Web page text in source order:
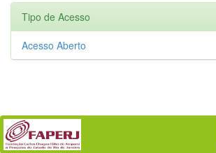
Tipo de Acesso
Acesso Aberto